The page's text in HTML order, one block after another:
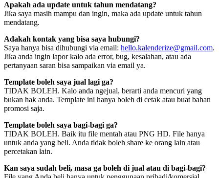
Apakah ada update untuk tahun mendatang?
Jika saya masih mampu dan ingin, maka ada update untuk tahun
mendatang.
Adakah kontak yang bisa saya hubungi?
Saya hanya bisa dihubungi via email: hello.kalenderize@gmail.com.
Jika anda ingin lapor kalo ada error, bug, kesalahan, atau ada
pertanyaan saran bisa sampaikan via email ya.
Template boleh saya jual lagi ga?
TIDAK BOLEH. Kalo anda ngejual, berarti anda mencuri yang
bukan hak anda. Template ini hanya boleh di cetak atau buat bahan
promosi saja.
Template boleh saya bagi-bagi ga?
TIDAK BOLEH. Baik itu file mentah atau PNG HD. File hanya
untuk anda yang beli. Anda tidak boleh share ke orang lain atau
percetakan lain.
Kan saya sudah beli, masa ga boleh di jual atau di bagi-bagi?